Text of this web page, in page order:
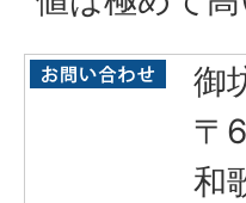
御
〒
和